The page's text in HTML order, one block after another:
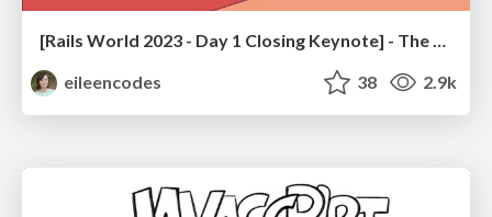
[Rails World 2023 - Day 1 Closing Keynote] - The Magic of Rails
eileencodes
38 2.9k